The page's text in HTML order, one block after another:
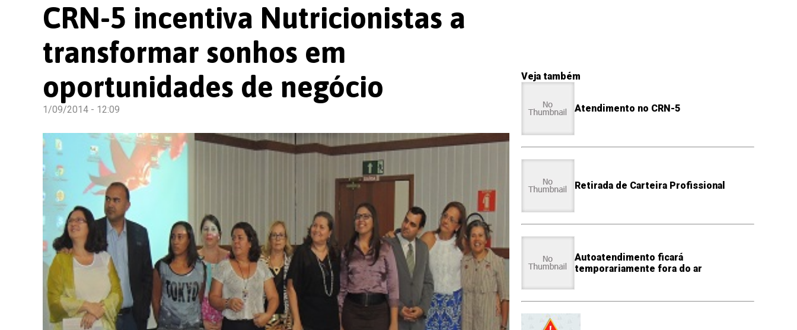
CRN-5 incentiva Nutricionistas a
transformar sonhos em
oportunidades de negócio
1/09/2014 - 12:09
Veja também
Atendimento no CRN-5
Retirada de Carteira Profissional
Autoatendimento ficará
temporariamente fora do ar